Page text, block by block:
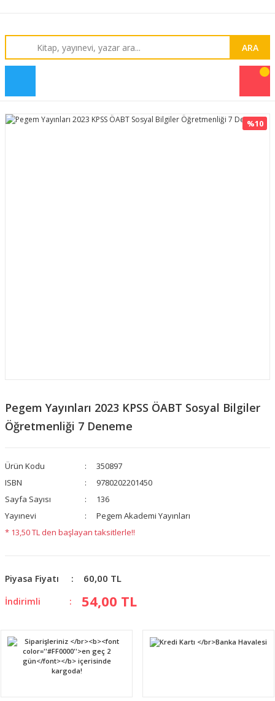
ARA
%10
Pegem Yayınları 2023 KPSS ÖABT Sosyal Bilgiler
Öğretmenliği 7 Deneme
Ürün Kodu
350897
ISBN
9780202201450
Sayfa Sayısı
136
Yayınevi
Pegem Akademi Yayınları
* 13,50 TL den başlayan taksitlerle!!
Piyasa Fiyatı 60,00 TL
İndirimli 54,00 TL